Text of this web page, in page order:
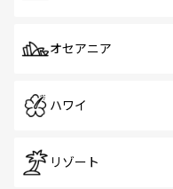
オセアニア
ハワイ
リゾート